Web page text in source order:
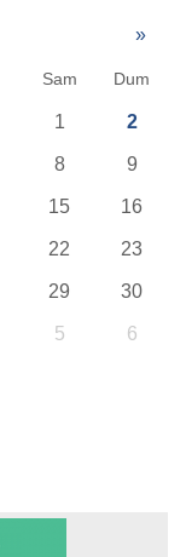
»
Sam Dum
1 2
8 9
15 16
22 23
29 30
5 6